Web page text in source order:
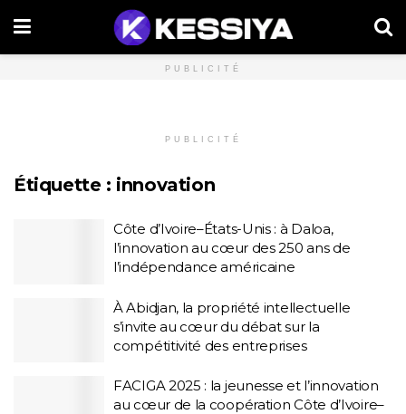
PUBLICITÉ
PUBLICITÉ
Étiquette : innovation
Côte d’Ivoire–États-Unis : à Daloa,
l’innovation au cœur des 250 ans de
l’indépendance américaine
À Abidjan, la propriété intellectuelle
s’invite au cœur du débat sur la
compétitivité des entreprises
FACIGA 2025 : la jeunesse et l’innovation
au cœur de la coopération Côte d’Ivoire–